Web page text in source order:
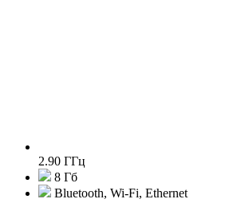
2.90 ГГц
8 Гб
Bluetooth, Wi-Fi, Ethernet